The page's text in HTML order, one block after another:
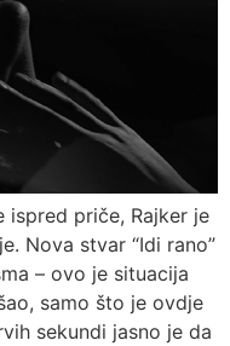
ispred priče, Rajker je
Nova stvar “Idi rano”
– ovo je situacija
samo što je ovdje
sekundi jasno je da